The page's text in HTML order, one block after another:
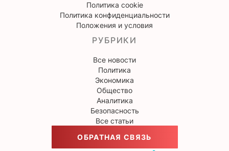
Политика cookie
Политика конфиденциальности
Положения и условия
РУБРИКИ
Все новости
Политика
Экономика
Общество
Аналитика
Безопасность
Все статьи
ОБРАТНАЯ СВЯЗЬ